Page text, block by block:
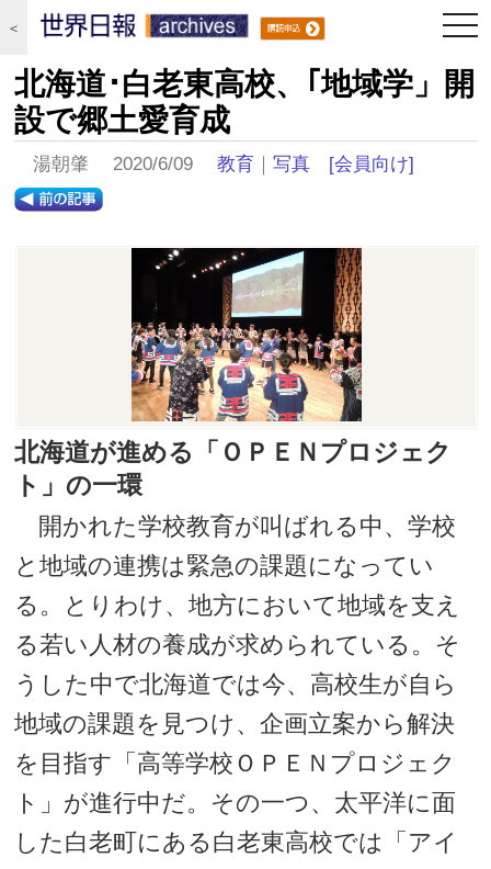
＜
北海道･白老東高校、｢地域学」開
設で郷土愛育成
湯朝肇 2020/6/09教育 ｜写真 [会員向け]
北海道が進める「ＯＰＥＮプロジェク
ト」の一環
開かれた学校教育が叫ばれる中、学校
と地域の連携は緊急の課題になってい
る。とりわけ、地方において地域を支え
る若い人材の養成が求められている。そ
うした中で北海道では今、高校生が自ら
地域の課題を見つけ、企画立案から解決
を目指す「高等学校ＯＰＥＮプロジェク
ト」が進行中だ。その一つ、太平洋に面
した白老町にある白老東高校では「アイ